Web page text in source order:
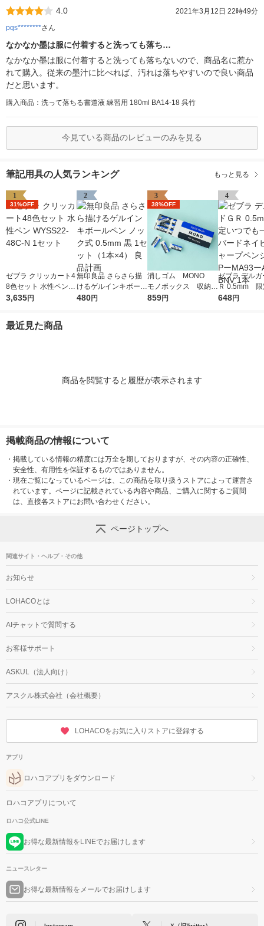
4.0
2021年3月12日 22時49分
pqs********さん
なかなか墨は服に付着すると洗っても落ち…
なかなか墨は服に付着すると洗っても落ちないので、商品名に惹か
れて購入。従来の墨汁に比べれば、汚れは落ちやすいので良い商品
だと思います。
購入商品：洗って落ちる書道液 練習用 180ml BA14-18 呉竹
今見ている商品のレビューのみを見る
筆記用具の人気ランキング もっと見る
1
31%OFF
ゼブラ クリッカート4
8色セット 水性ペン W
YSS22-48C-N 1セッ
3,635円
2
無印良品 さらさら描
けるゲルインキボール
ペン ノック式 0.5mm
480円
3
38%OFF
消しゴム MONO
モノボックス 収納B
OX付 JHA-061 1個
859円
4
ゼブラ デルガ
Ｒ 0.5mm 限
でも一緒 バ
648円
最近見た商品
商品を閲覧すると履歴が表示されます
掲載商品の情報について
・ 掲載している情報の精度には万全を期しておりますが、その内容の正確性、
安全性、有用性を保証するものではありません。
・ 現在ご覧になっているページは、この商品を取り扱うストアによって運営さ
れています。ページに記載されている内容や商品、ご購入に関するご質問
は、直接各ストアにお問い合わせください。
ページトップへ
関連サイト・ヘルプ・その他
お知らせ
LOHACOとは
AIチャットで質問する
お客様サポート
ASKUL（法人向け）
アスクル株式会社（会社概要）
LOHACOをお気に入りストアに登録する
アプリ
ロハコアプリをダウンロード
ロハコアプリについて
ロハコ公式LINE
お得な最新情報をLINEでお届けします
ニュースレター
お得な最新情報をメールでお届けします